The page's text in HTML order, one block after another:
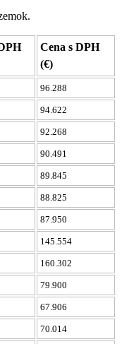
Cena s DPH
(€)
96.288
94.622
92.268
90.491
89.845
88.825
87.950
145.554
160.302
79.900
67.906
70.014